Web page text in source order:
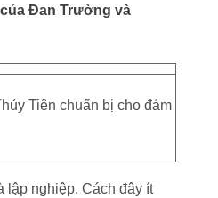
Đan Trường và
Tiên chuẩn bị cho đám
lập nghiệp. Cách đây ít